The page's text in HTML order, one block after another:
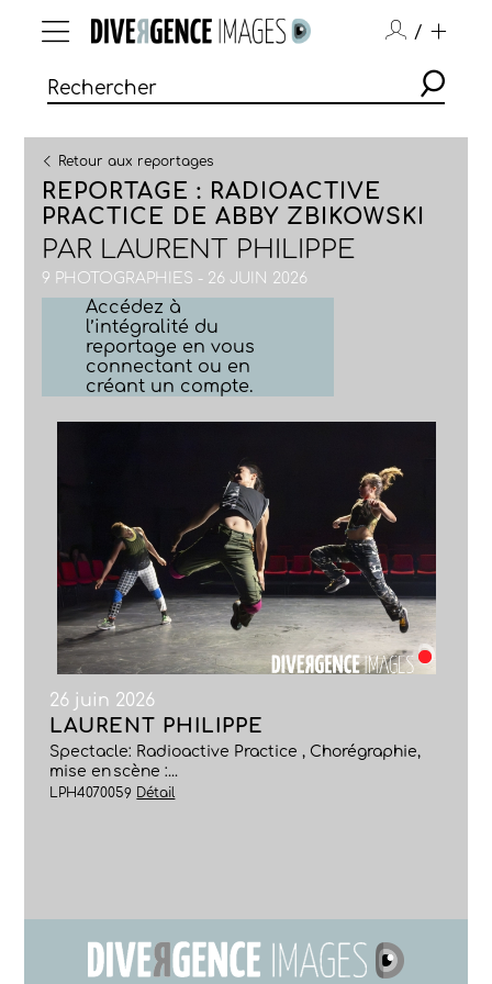
/
Retour aux reportages
REPORTAGE : RADIOACTIVE
PRACTICE DE ABBY ZBIKOWSKI
PAR LAURENT PHILIPPE
9 PHOTOGRAPHIES - 26 JUIN 2026
Accédez à
l’intégralité du
reportage en vous
connectant ou en
créant un compte.
26 juin 2026
LAURENT PHILIPPE
Spectacle: Radioactive Practice , Chorégraphie,
mise en scène :...
LPH4070059 Détail